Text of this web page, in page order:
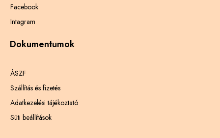
Facebook
Intagram
Dokumentumok
ÁSZF
Szállítás és fizetés
Adatkezelési tájékoztató
Süti beállítások